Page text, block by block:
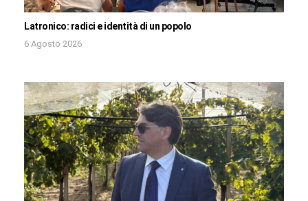
Latronico: radici e identità di un popolo
6 Agosto 2026